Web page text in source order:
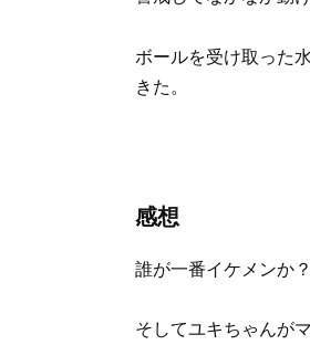
ボールを受け取った
きた。
感想
誰が一番イケメンか
そしてユキちゃんが